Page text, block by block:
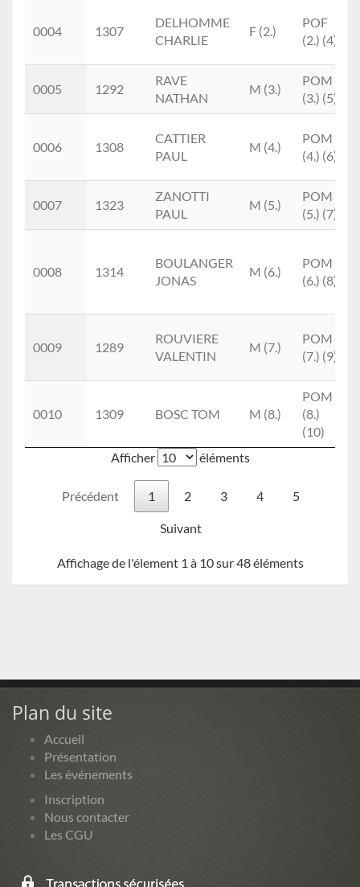
0004 1307
DELHOMME
CHARLIE
F (2.)
POF
(2.) (4)
0005 1292
RAVE
NATHAN
M (3.)
POM
(3.) (5)
0006 1308
CATTIER
PAUL
M (4.)
POM
(4.) (6)
0007 1323
ZANOTTI
PAUL
M (5.)
POM
(5.) (7)
0008 1314
BOULANGER
JONAS
M (6.)
POM
(6.) (8)
0009 1289
ROUVIERE
VALENTIN
M (7.)
POM
(7.) (9)
0010 1309 BOSC TOM M (8.)
POM
(8.)
(10)
Afficher
éléments
Précédent 1 2 3 4 5
Suivant
Affichage de l'élement 1 à 10 sur 48 éléments
Plan du site
Accueil
Présentation
Les événements
Inscription
Nous contacter
Les CGU